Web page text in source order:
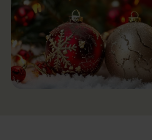
Karriär
Logga in på Communityn